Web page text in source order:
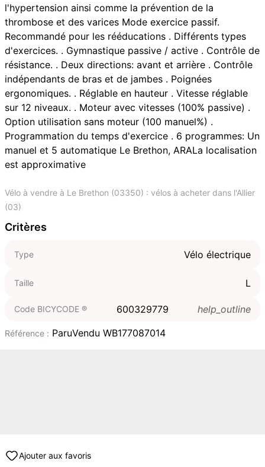
l'hypertension ainsi comme la prévention de la
thrombose et des varices Mode exercice passif.
Recommandé pour les rééducations . Différents types
d'exercices. . Gymnastique passive / active . Contrôle de
résistance. . Deux directions: avant et arrière . Contrôle
indépendants de bras et de jambes . Poignées
ergonomiques. . Réglable en hauteur . Vitesse réglable
sur 12 niveaux. . Moteur avec vitesses (100% passive) .
Option utilisation sans moteur (100 manuel%) .
Programmation du temps d'exercice . 6 programmes: Un
manuel et 5 automatique Le Brethon, ARALa localisation
est approximative
Vélo à vendre à Le Brethon (03350) : vélos à acheter dans l'Allier
(03)
Critères
Type Vélo électrique
Taille L
Code BICYCODE ® 600329779 help_outline
Référence : ParuVendu WB177087014
Ajouter aux favoris